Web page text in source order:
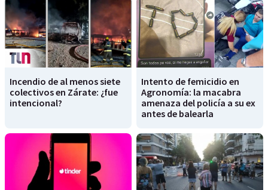
Incendio de al menos siete
colectivos en Zárate: ¿fue
intencional?
Intento de femicidio en
Agronomía: la macabra
amenaza del policía a su ex
antes de balearla